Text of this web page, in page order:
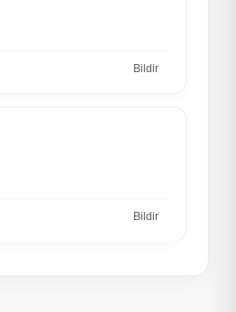
Bildir
Bildir